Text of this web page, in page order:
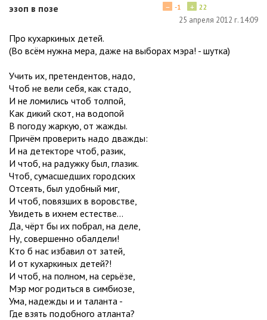
эзоп в позе + 22
− -1
25 апреля 2012 г. 14:09
Про кухаркиных детей.
(Во всём нужна мера, даже на выборах мэра! - шутка)
Учить их, претендентов, надо,
Чтоб не вели себя, как стадо,
И не ломились чтоб толпой,
Как дикий скот, на водопой
В погоду жаркую, от жажды.
Причём проверить надо дважды:
И на детекторе чтоб, разик,
И чтоб, на радужку был, глазик.
Чтоб, сумасшедших городских
Отсеять, был удобный миг,
И чтоб, повязших в воровстве,
Увидеть в ихнем естестве...
Да, чёрт бы их побрал, на деле,
Ну, совершенно обалдели!
Кто б нас избавил от затей,
И от кухаркиных детей?!
И чтоб, на полном, на серьёзе,
Мэр мог родиться в симбиозе,
Ума, надежды и и таланта -
Где взять подобного атланта?